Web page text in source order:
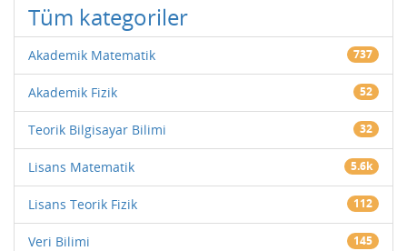
Tüm kategoriler
Akademik Matematik 737
Akademik Fizik 52
Teorik Bilgisayar Bilimi 32
Lisans Matematik 5.6k
Lisans Teorik Fizik 112
Veri Bilimi 145